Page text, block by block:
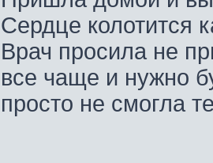
Сердце колотится
Врач просила не
все чаще и нужно
просто не смогла